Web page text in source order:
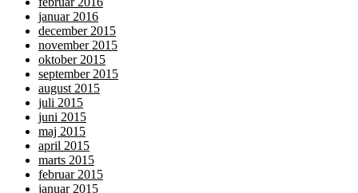
januar 2016
december 2015
november 2015
oktober 2015
september 2015
august 2015
juli 2015
juni 2015
maj 2015
april 2015
marts 2015
februar 2015
januar 2015